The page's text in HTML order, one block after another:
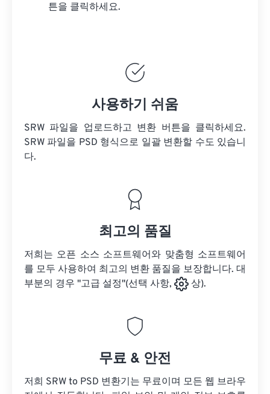
튼을 클릭하세요.
사용하기 쉬움
SRW 파일을 업로드하고 변환 버튼을 클릭하세요.
SRW 파일을 PSD 형식으로 일괄 변환할 수도 있습니
다.
최고의 품질
저희는 오픈 소스 소프트웨어와 맞춤형 소프트웨어
를 모두 사용하여 최고의 변환 품질을 보장합니다. 대
부분의 경우 "고급 설정"(선택 사항,
상).
무료 & 안전
저희 SRW to PSD 변환기는 무료이며 모든 웹 브라우